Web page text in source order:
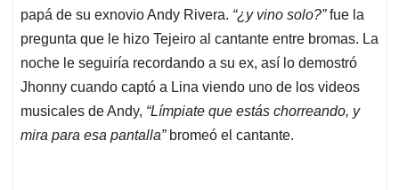
papá de su exnovio Andy Rivera. “¿y vino solo?”fue la
pregunta que le hizo Tejeiro al cantante entre bromas. La
noche le seguiría recordando a su ex, así lo demostró
Jhonny cuando captó a Lina viendo uno de los videos
musicales de Andy, “Límpiate que estás chorreando, y
mira para esa pantalla”bromeó el cantante.